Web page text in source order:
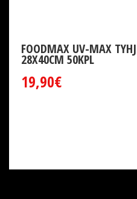
FOODMAX UV-MAX
28X40CM 50KPL
19,90€